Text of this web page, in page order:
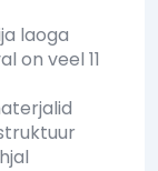
laoga
on veel 11